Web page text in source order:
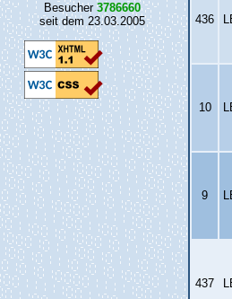
Besucher 3786660
seit dem 23.03.2005
436
10
9
437